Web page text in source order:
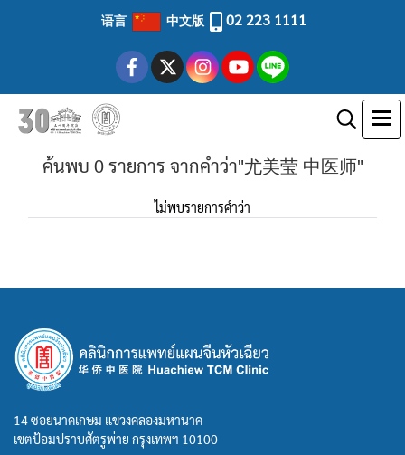
语言 中文版 02 223 1111
ค้นพบ 0 รายการ จากคำว่า"尤美莹 中医师"
ไม่พบรายการคำว่า
14 ซอยนาคเกษม แขวงคลองมหานาค
เขตป้อมปราบศัตรูพ่าย กรุงเทพฯ 10100